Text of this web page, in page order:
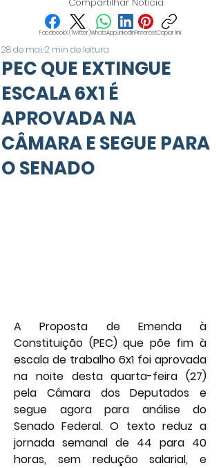
FacebookX (Twitter)WhatsAppLinkedInPinterestCopiar link
PEC QUE EXTINGUE
ESCALA 6X1 É
APROVADA NA
CÂMARA E SEGUE PARA
O SENADO
28 de mai.2 min de leitura
A Proposta de Emenda à
Constituição (PEC) que põe fim à
escala de trabalho 6x1 foi aprovada
na noite desta quarta-feira (27)
pela Câmara dos Deputados e
segue agora para análise do
Senado Federal. O texto reduz a
jornada semanal de 44 para 40
horas, sem redução salarial, e